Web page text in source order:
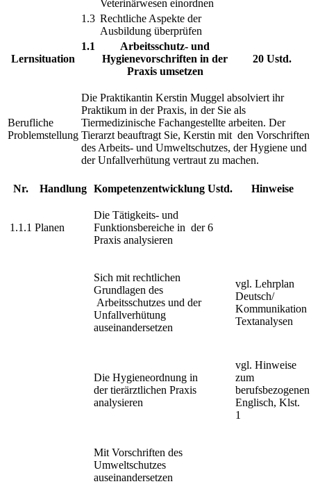
Veterinärwesen einordnen
1.3 Rechtliche Aspekte der
Ausbildung überprüfen
Lernsituation
1.1
Arbeitsschutz- und
Hygienevorschriften in der
Praxis umsetzen
20 Ustd.
Berufliche
Problemstellung
Die Praktikantin Kerstin Muggel absolviert ihr
Praktikum in der Praxis, in der Sie als
Tiermedizinische Fachangestellte arbeiten. Der
Tierarzt beauftragt Sie, Kerstin mit den Vorschriften
des Arbeits- und Umweltschutzes, der Hygiene und
der Unfallverhütung vertraut zu machen.
Nr. Handlung Kompetenzentwicklung Ustd. Hinweise
1.1.1 Planen
Die Tätigkeits- und
Funktionsbereiche in der
Praxis analysieren
6
Sich mit rechtlichen
Grundlagen des
Arbeitsschutzes und der
Unfallverhütung
auseinandersetzen
vgl. Lehrplan
Deutsch/
Kommunikation
Textanalysen
Die Hygieneordnung in
der tierärztlichen Praxis
analysieren
vgl. Hinweise
zum
berufsbezogenen
Englisch, Klst.
1
Mit Vorschriften des
Umweltschutzes
auseinandersetzen